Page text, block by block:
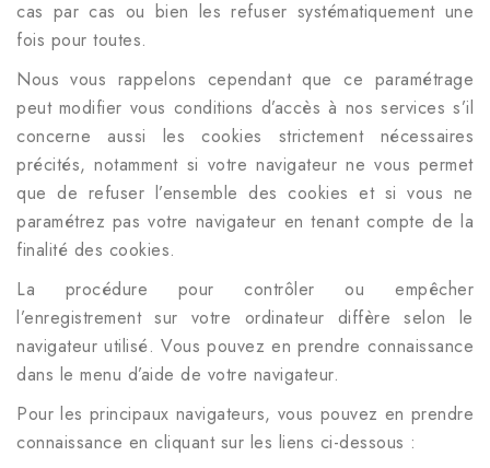
cas par cas ou bien les refuser systématiquement une
fois pour toutes.
Nous vous rappelons cependant que ce paramétrage
peut modifier vous conditions d’accès à nos services s’il
concerne aussi les cookies strictement nécessaires
précités, notamment si votre navigateur ne vous permet
que de refuser l’ensemble des cookies et si vous ne
paramétrez pas votre navigateur en tenant compte de la
finalité des cookies.
La procédure pour contrôler ou empêcher
l’enregistrement sur votre ordinateur diffère selon le
navigateur utilisé. Vous pouvez en prendre connaissance
dans le menu d’aide de votre navigateur.
Pour les principaux navigateurs, vous pouvez en prendre
connaissance en cliquant sur les liens ci-dessous :